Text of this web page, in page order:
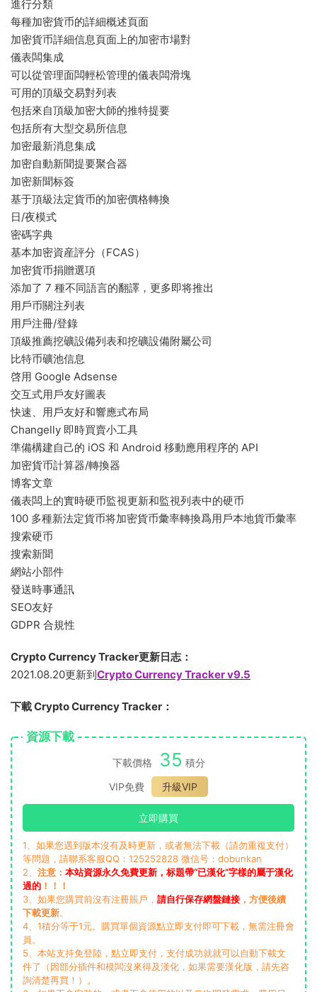
進行分類
每種加密貨币的詳細概述頁面
加密貨币詳細信息頁面上的加密市場對
儀表闆集成
可以從管理面闆輕松管理的儀表闆滑塊
可用的頂級交易對列表
包括來自頂級加密大師的推特提要
包括所有大型交易所信息
加密最新消息集成
加密自動新聞提要聚合器
加密新聞标簽
基于頂級法定貨币的加密價格轉換
日/夜模式
密碼字典
基本加密資産評分（FCAS）
加密貨币捐贈選項
添加了 7 種不同語言的翻譯，更多即将推出
用戶币關注列表
用戶注冊/登錄
頂級推薦挖礦設備列表和挖礦設備附屬公司
比特币礦池信息
啓用 Google Adsense
交互式用戶友好圖表
快速、用戶友好和響應式布局
Changelly 即時買賣小工具
準備構建自己的 iOS 和 Android 移動應用程序的 API
加密貨币計算器/轉換器
博客文章
儀表闆上的實時硬币監視更新和監視列表中的硬币
100 多種新法定貨币将加密貨币彙率轉換爲用戶本地貨币彙率
搜索硬币
搜索新聞
網站小部件
發送時事通訊
SEO友好
GDPR 合規性
Crypto Currency Tracker更新日志：
2021.08.20更新到Crypto Currency Tracker v9.5
下載 Crypto Currency Tracker：
資源下載
下載價格 35 積分
VIP免費
升級VIP
立即購買
1、如果您遇到版本沒有及時更新，或者無法下載（請勿重複支付）
等問題，請聯系客服QQ：125252828 微信号：dobunkan
2、 注意： 本站資源永久免費更新，标題帶“已漢化”字樣的屬于漢化
過的 ！！！
3、如果您購買前沒有注冊賬戶， 請自行保存網盤鏈接 ，方便後續
下載更新。
4、1積分等于1元。購買單個資源點立即支付即可下載，無需注冊會
員。
5、本站支持免登陸，點立即支付，支付成功就就可以自動下載文
件了（因部分插件和模闆沒來得及漢化，如果需要漢化版，請先咨
詢清楚再買！）。